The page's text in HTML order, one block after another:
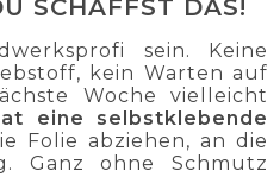
SCHAFFST DAS!
sein. Keine
kein Warten auf
Woche vielleicht
eine selbstklebende
Folie abziehen, an die
Ganz ohne Schmutz